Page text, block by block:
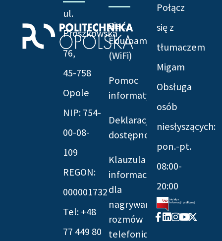
ul.
Prószkowska
76,
45-758
Opole
NIP: 754-
00-08-
109
REGON:
000001732
Tel: +48
77 449 80
Sieć
Eduroam
(WiFi)
Pomoc
informatyczna
Deklaracja
dostępności
Klauzula
informacyjna
dla
nagrywania
rozmów
telefonicznych
Połącz
się z
tłumaczem
Migam
Obsługa
osób
niesłyszących:
pon.-pt.
08:00-
20:00
Facebook-
f
Linkedin
Instagram
Youtube
X-